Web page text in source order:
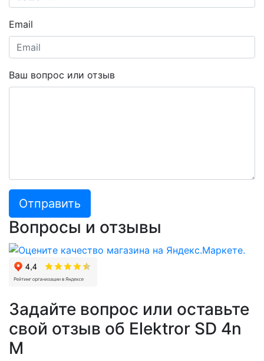
Email
Ваш вопрос или отзыв
Отправить
Вопросы и отзывы
Задайте вопрос или оставьте
свой отзыв об Elektror SD 4n
M